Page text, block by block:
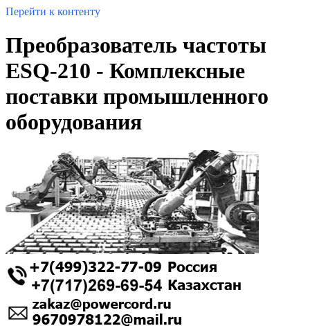
Перейти к контенту
Преобразователь частоты
ESQ-210 - Комплексные
поставки промышленного
оборудования